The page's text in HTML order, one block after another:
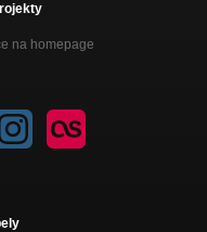
na homepage